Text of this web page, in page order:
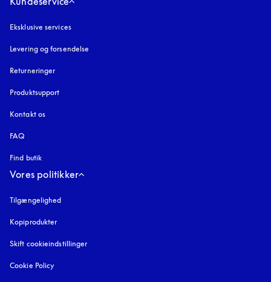
Eksklusive services
Levering og forsendelse
Returneringer
Produktsupport
Kontakt os
FAQ
Find butik
Vores politikker
Tilgængelighed
Kopiprodukter
Skift cookieindstillinger
Cookie Policy